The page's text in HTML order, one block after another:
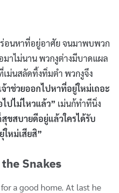
ร่อนหาที่อยู่อาศัย จนมาพบพวก
มาไม่นาน พวกงูต่างมีบาดแผล
ม่นสลัดทิ้งทิ่มตำ พวกงูจึง
จ้าช่วยออกไปหาที่อยู่ใหม่เถอะ
ปไม่ไหวแล้ว” เม่นก้ทำทีนิ่ง
ขสบายดีอยู่แล้วใครได้รับ
หม่เสียสิ”
Snakes
a good home. At last he